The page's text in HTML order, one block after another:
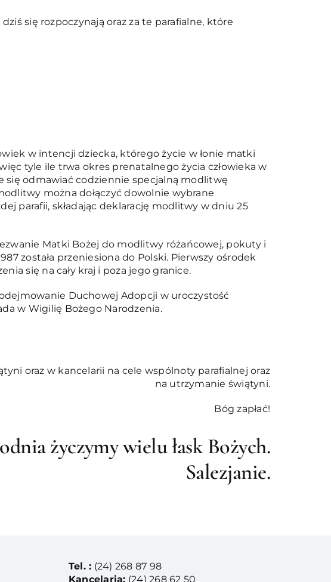
się rozpoczynają oraz za te parafialne, które
w intencji dziecka, którego życie w łonie matki
tyle ile trwa okres prenatalnego życia człowieka w
się odmawiać codziennie specjalną modlitwę
można dołączyć dowolnie wybrane
parafii, składając deklarację modlitwy w dniu 25
Matki Bożej do modlitwy różańcowej, pokuty i
została przeniesiona do Polski. Pierwszy ośrodek
się na cały kraj i poza jego granice.
Duchowej Adopcji w uroczystość
w Wigilię Bożego Narodzenia.
oraz w kancelarii na cele wspólnoty parafialnej oraz
na utrzymanie świątyni.
Bóg zapłać!
życzymy wielu łask Bożych.
Salezjanie.
Tel. : (24) 268 87 98
Kancelaria: (24) 268 62 50